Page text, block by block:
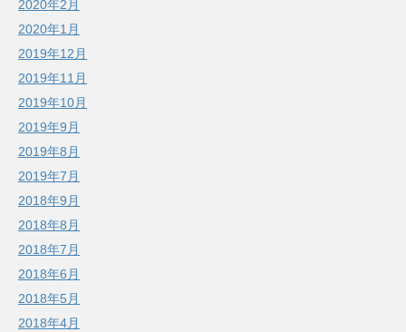
2020年2月
2020年1月
2019年12月
2019年11月
2019年10月
2019年9月
2019年8月
2019年7月
2018年9月
2018年8月
2018年7月
2018年6月
2018年5月
2018年4月